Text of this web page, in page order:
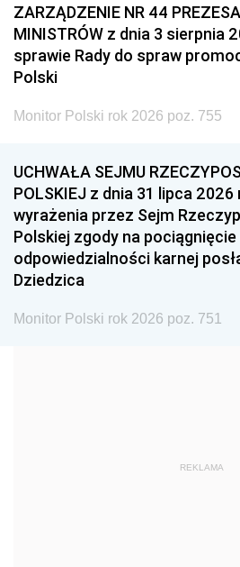
2011 2010
2008 2007
2005
1996 1995
1993 1992
1990 1989
1987 1986
1968
ZARZĄDZENIE NR 44
MINISTRÓW z dnia 3 sierpnia
sprawie Rady do spraw
Polski
Monitor Polski rok 2026 poz. 755
UCHWAŁA SEJMU
POLSKIEJ z dnia 31 lipca 2026
wyrażenia przez Sejm
Polskiej zgody na pociągnięcie
odpowiedzialności karnej
Dziedzica
Monitor Polski rok 2026 poz. 751
REKLAMA